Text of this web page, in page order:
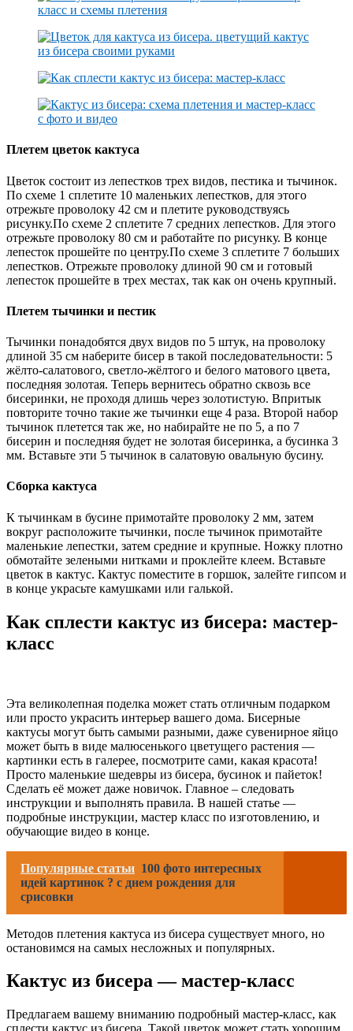
Плетем цветок кактуса
Цветок состоит из лепестков трех видов, пестика и тычинок.
По схеме 1 сплетите 10 маленьких лепестков, для этого
отрежьте проволоку 42 см и плетите руководствуясь
рисунку.По схеме 2 сплетите 7 средних лепестков. Для этого
отрежьте проволоку 80 см и работайте по рисунку. В конце
лепесток прошейте по центру.По схеме 3 сплетите 7 больших
лепестков. Отрежьте проволоку длиной 90 см и готовый
лепесток прошейте в трех местах, так как он очень крупный.
Плетем тычинки и пестик
Тычинки понадобятся двух видов по 5 штук, на проволоку
длиной 35 см наберите бисер в такой последовательности: 5
жёлто-салатового, светло-жёлтого и белого матового цвета,
последняя золотая. Теперь вернитесь обратно сквозь все
бисеринки, не проходя длишь через золотистую. Впритык
повторите точно такие же тычинки еще 4 раза. Второй набор
тычинок плетется так же, но набирайте не по 5, а по 7
бисерин и последняя будет не золотая бисеринка, а бусинка 3
мм. Вставьте эти 5 тычинок в салатовую овальную бусину.
Сборка кактуса
К тычинкам в бусине примотайте проволоку 2 мм, затем
вокруг расположите тычинки, после тычинок примотайте
маленькие лепестки, затем средние и крупные. Ножку плотно
обмотайте зелеными нитками и проклейте клеем. Вставьте
цветок в кактус. Кактус поместите в горшок, залейте гипсом и
в конце украсьте камушками или галькой.
Как сплести кактус из бисера: мастер-
класс
Эта великолепная поделка может стать отличным подарком
или просто украсить интерьер вашего дома. Бисерные
кактусы могут быть самыми разными, даже сувенирное яйцо
может быть в виде малюсенького цветущего растения —
картинки есть в галерее, посмотрите сами, какая красота!
Просто маленькие шедевры из бисера, бусинок и пайеток!
Сделать её может даже новичок. Главное – следовать
инструкции и выполнять правила. В нашей статье —
подробные инструкции, мастер класс по изготовлению, и
обучающие видео в конце.
Популярные статьи 100 фото интересных
идей картинок ? с днем рождения для
срисовки
Методов плетения кактуса из бисера существует много, но
остановимся на самых несложных и популярных.
Кактус из бисера — мастер-класс
Предлагаем вашему вниманию подробный мастер-класс, как